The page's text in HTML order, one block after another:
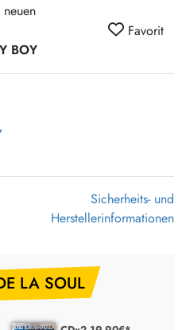
BOY
Favorit
Sicherheits- und
Herstellerinformationen
LA SOUL